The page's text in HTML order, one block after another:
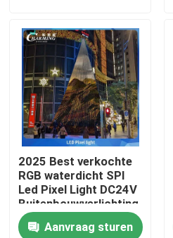
VR-show
Over ons
Fabrieksreis
Kwaliteitscontrole
Contacteer ons
2025 Best verkochte
RGB waterdicht SPI
Led Pixel Light DC24V
Buitenbouwverlichting
Aanvraag sturen